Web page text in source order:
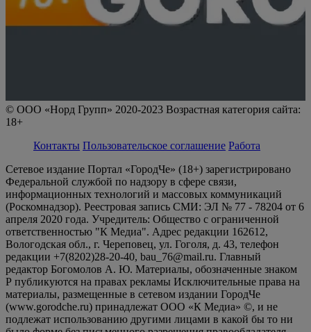
© ООО «Норд Групп» 2020-2023 Возрастная категория сайта:
18+
Контакты Пользовательское соглашение Работа
Сетевое издание Портал «ГородЧе» (18+) зарегистрировано
Федеральной службой по надзору в сфере связи,
информационных технологий и массовых коммуникаций
(Роскомнадзор). Реестровая запись СМИ: ЭЛ № 77 - 78204 от 6
апреля 2020 года. Учредитель: Общество с ограниченной
ответственностью "К Медиа". Адрес редакции 162612,
Вологодская обл., г. Череповец, ул. Гоголя, д. 43, телефон
редакции +7(8202)28-20-40, bau_76@mail.ru. Главный
редактор Богомолов А. Ю. Материалы, обозначенные знаком
Р публикуются на правах рекламы Исключительные права на
материалы, размещенные в сетевом издании ГородЧе
(www.gorodche.ru) принадлежат ООО «К Медиа» ©, и не
подлежат использованию другими лицами в какой бы то ни